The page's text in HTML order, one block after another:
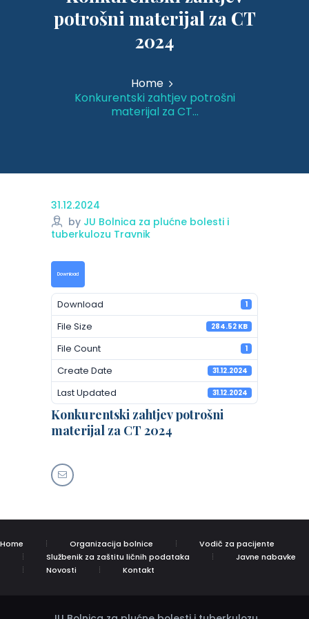
potrošni materijal za CT
2024
Home
Konkurentski zahtjev potrošni
materijal za CT...
31.12.2024
by JU Bolnica za plućne bolesti i
tuberkulozu Travnik
Download
Download 1
File Size 284.52 KB
File Count 1
Create Date 31.12.2024
Last Updated 31.12.2024
Konkurentski zahtjev potrošni
materijal za CT 2024
Home Organizacija bolnice
Vodič za pacijente
Službenik za zaštitu ličnih podataka
Javne nabavke
Novosti
Kontakt